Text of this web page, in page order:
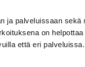
ja palveluissaan
on
että eri